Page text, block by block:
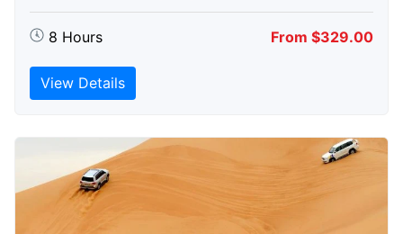
8 Hours From $329.00
View Details